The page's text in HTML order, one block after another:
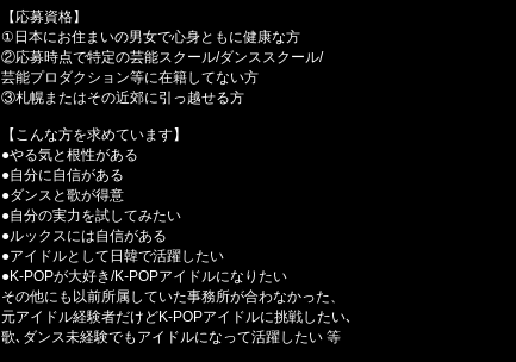
【応募資格】
①日本にお住まいの男女で心身ともに健康な方
②応募時点で特定の芸能スクール/ダンススクール/
芸能プロダクション等に在籍してない方
③札幌またはその近郊に引っ越せる方
【こんな方を求めています】
●やる気と根性がある
●自分に自信がある
●ダンスと歌が得意
●自分の実力を試してみたい
●ルックスには自信がある
●アイドルとして日韓で活躍したい
●K-POPが大好き/K-POPアイドルになりたい
その他にも以前所属していた事務所が合わなかった、
元アイドル経験者だけどK-POPアイドルに挑戦したい､
歌､ダンス未経験でもアイドルになって活躍したい 等